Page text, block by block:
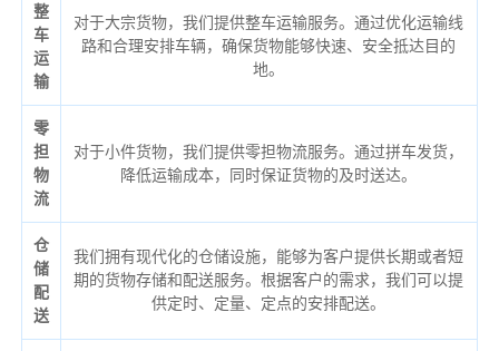
整
车
运
输
对于大宗货物，我们提供整车运输服务。通过优化运输线
路和合理安排车辆，确保货物能够快速、安全抵达目的
地。
零
担
物
流
对于小件货物，我们提供零担物流服务。通过拼车发货，
降低运输成本，同时保证货物的及时送达。
仓
储
配
送
我们拥有现代化的仓储设施，能够为客户提供长期或者短
期的货物存储和配送服务。根据客户的需求，我们可以提
供定时、定量、定点的安排配送。